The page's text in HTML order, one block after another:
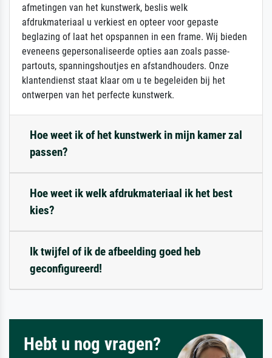
afmetingen van het kunstwerk, beslis welk
afdrukmateriaal u verkiest en opteer voor gepaste
beglazing of laat het opspannen in een frame. Wij bieden
eveneens gepersonaliseerde opties aan zoals passe-
partouts, spanningshoutjes en afstandhouders. Onze
klantendienst staat klaar om u te begeleiden bij het
ontwerpen van het perfecte kunstwerk.
Hoe weet ik of het kunstwerk in mijn kamer zal
passen?
Hoe weet ik welk afdrukmateriaal ik het best
kies?
Ik twijfel of ik de afbeelding goed heb
geconfigureerd!
Hebt u nog vragen?